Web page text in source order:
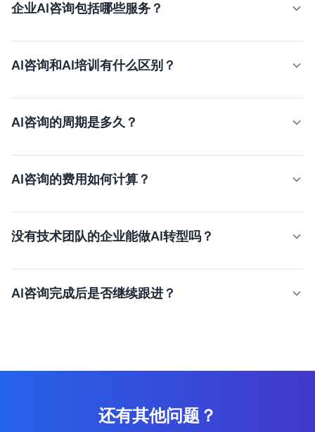
企业AI咨询包括哪些服务？
估、AI治理框架搭建等。首次诊断免费。
AI咨询和AI培训有什么区别？
使用方法。两者互补，建议先培训后咨询。
AI咨询的周期是多久？
定。
AI咨询的费用如何计算？
化转型项目按阶段付费。
没有技术团队的企业能做AI转型吗？
降低技术门槛。
AI咨询完成后是否继续跟进？
还有其他问题？